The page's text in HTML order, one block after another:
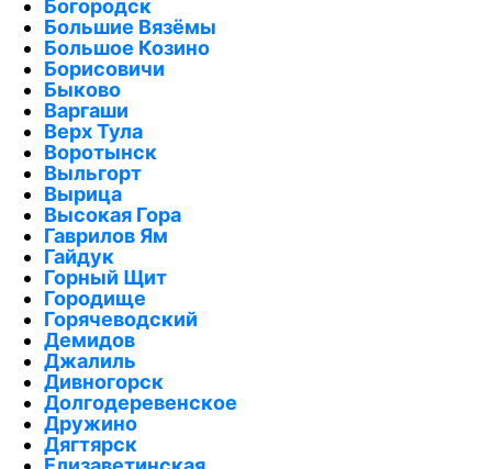
Богородск
Большие Вязёмы
Большое Козино
Борисовичи
Быково
Варгаши
Верх Тула
Воротынск
Выльгорт
Вырица
Высокая Гора
Гаврилов Ям
Гайдук
Горный Щит
Городище
Горячеводский
Демидов
Джалиль
Дивногорск
Долгодеревенское
Дружино
Дягтярск